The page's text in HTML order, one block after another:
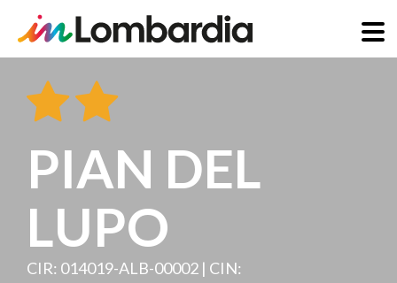
contenuto
PIAN DEL
LUPO
CIR: 014019-ALB-00002 | CIN: